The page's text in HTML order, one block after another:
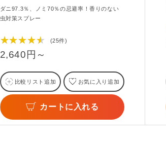
ダニ97.3％、ノミ70％の忌避率！香りのない
虫対策スプレー
★★★★★ (25件)
2,640円～
比較リスト追加 お気に入り追加
カートに入れる